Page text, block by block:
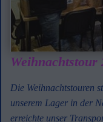
Weihnachtstour
Die Weihnachtstouren
unserem Lager in der
erreichte unser